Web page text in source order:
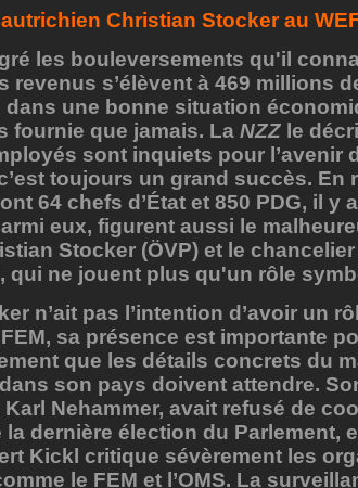
Christian Stocker au
les bouleversements qu'il
revenus s’élèvent à 469 millions
dans une bonne situation
fournie que jamais. La NZZ le
sont inquiets pour l’avenir
toujours un grand succès. En
64 chefs d’État et 850 PDG, il y
eux, figurent aussi le
Stocker (ÖVP) et le chancelier
qui ne jouent plus qu'un rôle
n’ait pas l’intention d’avoir un
sa présence est importante
que les détails concrets du
son pays doivent attendre.
Nehammer, avait refusé de
la dernière élection du Parlement,
Kickl critique sévèrement les
le FEM et l’OMS. La